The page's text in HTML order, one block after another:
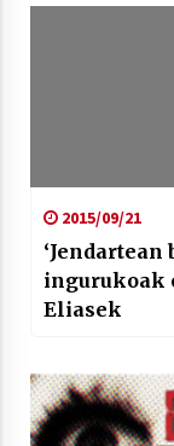
2015/09/21
ingurukoak
Eliasek